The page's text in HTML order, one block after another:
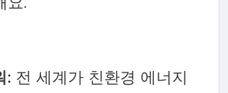
: 전 세계가 친환경 에너지